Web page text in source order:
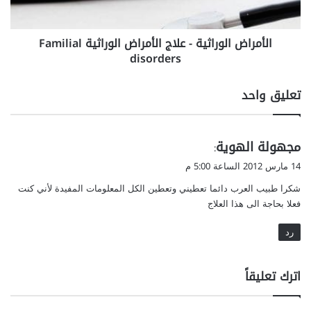
ط
ف
ا
ل
ث
ي
ة
ع
ل
ا
ج
ا
م
ا
ض
الأمراض الوراثية - علاج الأمراض الوراثية Familial
disorders
تعليق واحد
ي
ق
ل
مجهولة الهوية:
14 مارس 2012 الساعة 5:00 م
شكرا طبيب العرب دائما تعطيني وتعطين الكل المعلومات المفيدة لأني كنت
فعلا بحاجة الى هذا العلاج
رد
اترك تعليقاً